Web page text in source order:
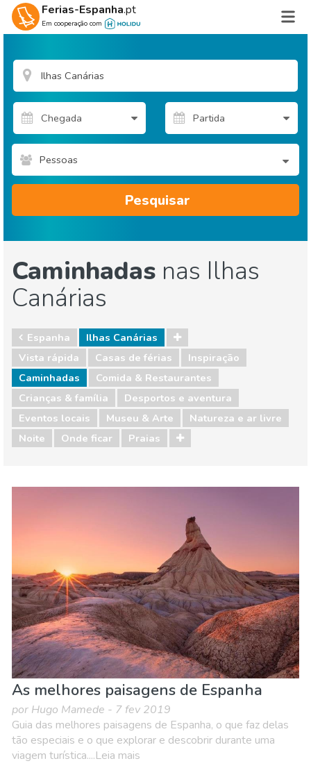
Ferias-Espanha.pt
Em cooperação com
Pessoas
Pesquisar
Caminhadas nas Ilhas
Canárias
Espanha
Ilhas Canárias
Vista rápida
Casas de férias
Inspiração
Caminhadas
Comida & Restaurantes
Crianças & família
Desportos e aventura
Eventos locais
Museu & Arte
Natureza e ar livre
Noite
Onde ficar Praias
Desportos e aventura
Natureza e ar livre
Praias
As melhores paisagens de Espanha
por Hugo Mamede - 7 fev 2019
Guia das melhores paisagens de Espanha, o que faz delas
tão especiais e o que explorar e descobrir durante uma
viagem turística....Leia mais